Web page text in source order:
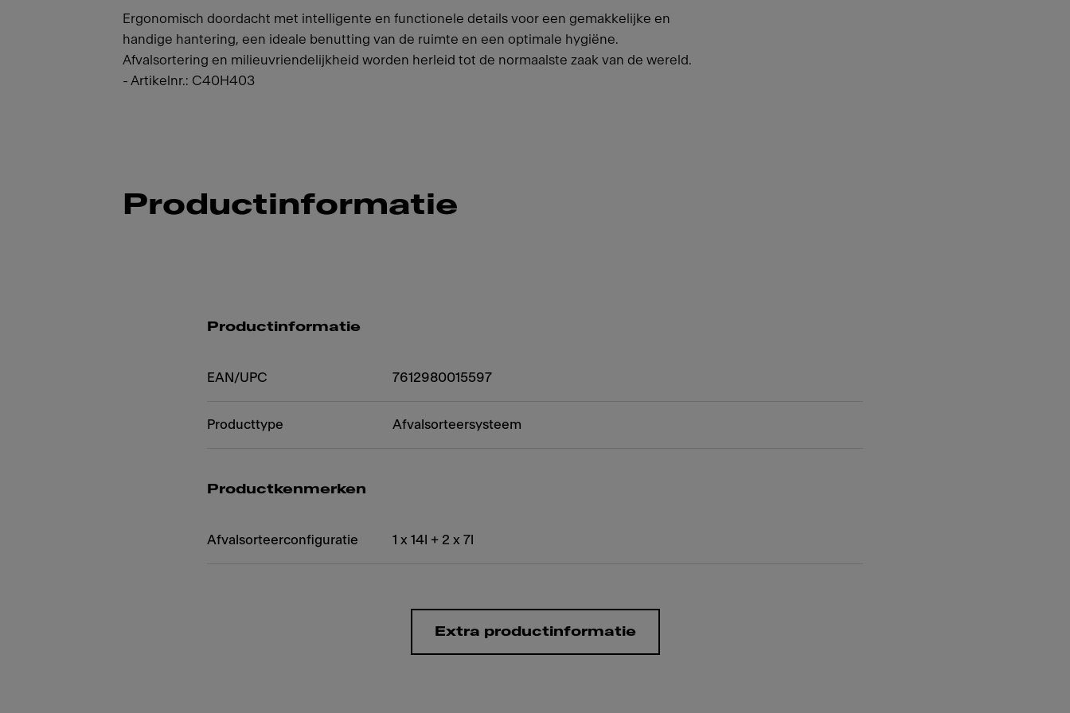
Ergonomisch doordacht met intelligente en functionele details voor een gemakkelijke en
handige hantering, een ideale benutting van de ruimte en een optimale hygiëne.
Afvalsortering en milieuvriendelijkheid worden herleid tot de normaalste zaak van de wereld.
- Artikelnr.: C40H403
Productinformatie
Productinformatie
EAN/UPC 7612980015597
Producttype Afvalsorteersysteem
Productkenmerken
Afvalsorteerconfiguratie 1 x 14l + 2 x 7l
Extra productinformatie